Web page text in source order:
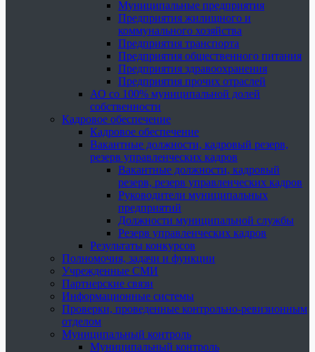
Муниципальные предприятия
Предприятия жилищного и
коммунального хозяйства
Предприятия транспорта
Предприятия общественного питания
Предприятия здравоохранения
Предприятия прочих отраслей
АО со 100% муниципальной долей
собственности
Кадровое обеспечение
Кадровое обеспечение
Вакантные должности, кадровый резерв,
резерв управленческих кадров
Вакантные должности, кадровый
резерв, резерв управленческих кадров
Руководители муниципальных
предприятий
Должности муниципальной службы
Резерв управленческих кадров
Результаты конкурсов
Полномочия, задачи и функции
Учрежденные СМИ
Партнерские связи
Информационные системы
Проверки, проведенные контрольно-ревизионным
отделом
Муниципальный контроль
Муниципальный контроль